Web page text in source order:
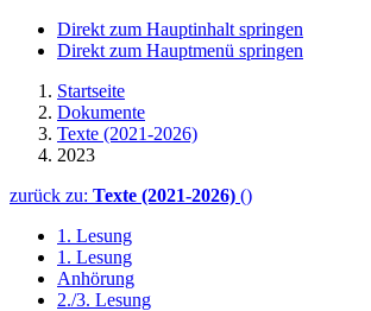
Direkt zum Hauptinhalt springen
Direkt zum Hauptmenü springen
Startseite
Dokumente
Texte (2021-2026)
2023
zurück zu: Texte (2021-2026) ()
1. Lesung
1. Lesung
Anhörung
2./3. Lesung